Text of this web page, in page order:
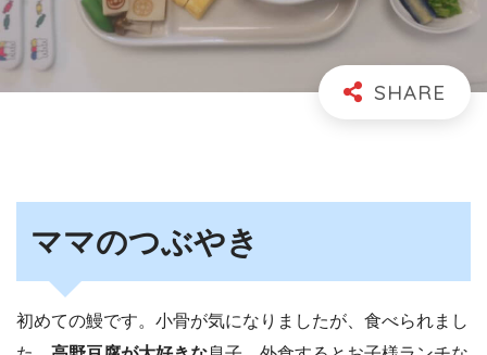
ママのつぶやき
初めての鰻です。小骨が気になりましたが、食べられまし